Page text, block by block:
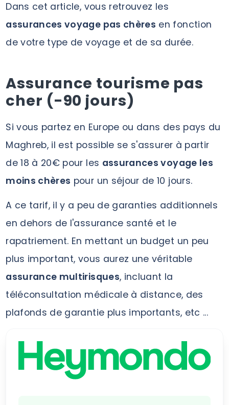
Dans cet article, vous retrouvez les
assurances voyage pas chères en fonction
de votre type de voyage et de sa durée.
Assurance tourisme pas
cher (-90 jours)
Si vous partez en Europe ou dans des pays du
Maghreb, il est possible se s'assurer à partir
de 18 à 20€ pour les assurances voyage les
moins chères pour un séjour de 10 jours.
A ce tarif, il y a peu de garanties additionnels
en dehors de l'assurance santé et le
rapatriement. En mettant un budget un peu
plus important, vous aurez une véritable
assurance multirisques, incluant la
téléconsultation médicale à distance, des
plafonds de garantie plus importants, etc ...